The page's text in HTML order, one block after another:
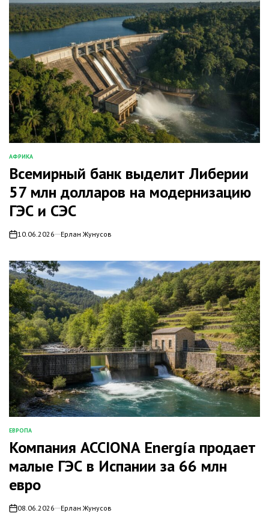
ОПУБЛИКОВАНО
В
АФРИКА
Всемирный банк выделит Либерии
57 млн долларов на модернизацию
ГЭС и СЭС
on10.06.2026 Ерлан Жунусов
ОПУБЛИКОВАНО
В
ЕВРОПА
Компания ACCIONA Energía продает
малые ГЭС в Испании за 66 млн
евро
on08.06.2026 Ерлан Жунусов